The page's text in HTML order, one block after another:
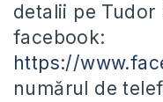
detalii pe Tudor
facebook:
https://
numărul de